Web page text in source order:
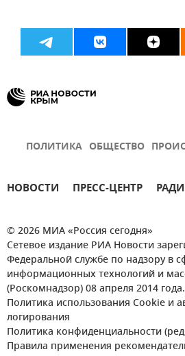
ПОЛИТИКА ОБЩЕСТВО
НОВОСТИ ПРЕСС-ЦЕНТР
© 2026 МИА «Россия сегодня»
Сетевое издание РИА Новости
Федеральной службе по надзору в
информационных технологий и
(Роскомнадзор) 08 апреля 2014 года.
Политика использования Cookie и
логирования
Политика конфиденциальности
Правила применения